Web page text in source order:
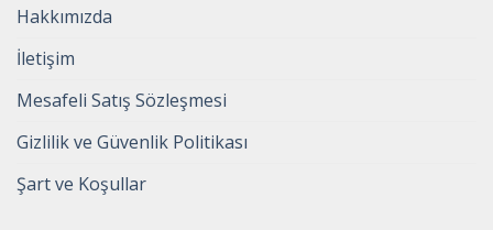
Hakkımızda
İletişim
Mesafeli Satış Sözleşmesi
Gizlilik ve Güvenlik Politikası
Şart ve Koşullar